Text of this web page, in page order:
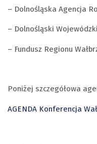
– Dolnośląska Agencja
– Dolnośląski
– Fundusz Regionu
Poniżej szczegółowa
AGENDA Konferencja